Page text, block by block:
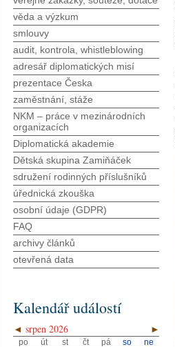
věda a výzkum
smlouvy
audit, kontrola, whistleblowing
adresář diplomatických misí
prezentace Česka
zaměstnání, stáže
NKM – práce v mezinárodních
organizacích
Diplomatická akademie
Dětská skupina Zamiňáček
sdružení rodinných příslušníků
úřednická zkouška
osobní údaje (GDPR)
FAQ
archivy článků
otevřená data
Kalendář událostí
◄ ►
srpen 2026
po út st čt pá so
ne